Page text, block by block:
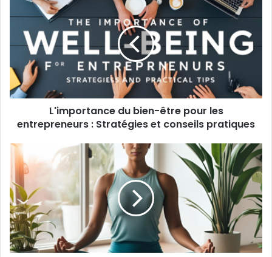
bien-
être
pour
entrepreneurs
Stratégies
conseils
L'importance du bien-être pour les
entrepreneurs : Stratégies et conseils pratiques
Les
bienfaits
de
la
méditation
pour
les
entrepreneurs
: